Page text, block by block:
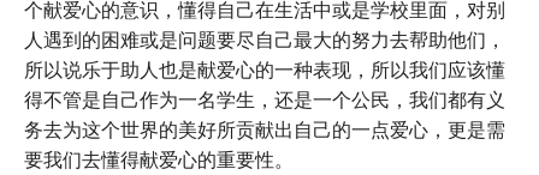
个献爱心的意识，懂得自己在生活中或是学校里面，对别
人遇到的困难或是问题要尽自己最大的努力去帮助他们，
所以说乐于助人也是献爱心的一种表现，所以我们应该懂
得不管是自己作为一名学生，还是一个公民，我们都有义
务去为这个世界的美好所贡献出自己的一点爱心，更是需
要我们去懂得献爱心的重要性。